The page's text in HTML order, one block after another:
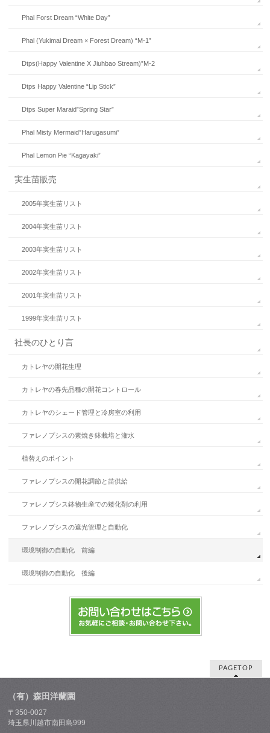
Phal Forst Dream “White Day”
Phal (Yukimai Dream × Forest Dream) “M-1”
Dtps(Happy Valentine X Jiuhbao Stream)”M-2
Dtps Happy Valentine “Lip Stick”
Dtps Super Maraid”Spring Star”
Phal Misty Mermaid”Harugasumi”
Phal Lemon Pie “Kagayaki”
実生苗販売
2005年実生苗リスト
2004年実生苗リスト
2003年実生苗リスト
2002年実生苗リスト
2001年実生苗リスト
1999年実生苗リスト
社長のひとり言
カトレヤの開花生理
カトレヤの春先品種の開花コントロール
カトレヤのシェード管理と冷房室の利用
ファレノプシスの素焼き鉢栽培と潅水
植替えのポイント
ファレノプシスの開花調節と苗供給
ファレノプシス鉢物生産での矮化剤の利用
ファレノプシスの遮光管理と自動化
環境制御の自動化 前編
環境制御の自動化 後編
PAGETOP
（有）森田洋蘭園
〒350-0027
埼玉県川越市南田島999